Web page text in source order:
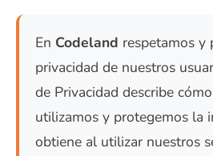
En Codeland respetamos y
privacidad de nuestros
de Privacidad describe
utilizamos y protegemos la
obtiene al utilizar nuestros